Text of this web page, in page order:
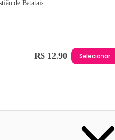
de Batatais
R$ 12,90 Selecionar